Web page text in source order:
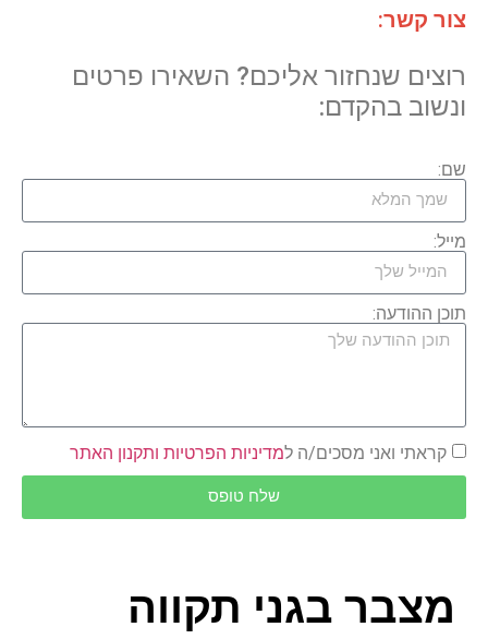
מצבר בגני תקווה
צור קשר:
רוצים שנחזור אליכם? השאירו פרטים
ונשוב בהקדם:
שם:
מייל:
תוכן ההודעה:
קראתי ואני מסכים/ה למדיניות הפרטיות ותקנון האתר
שלח טופס